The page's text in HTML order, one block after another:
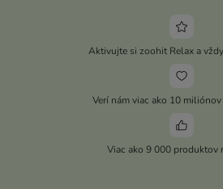
Aktivujte si zoohit Relax a
Verí nám viac ako 10
Viac ako 9 000 produktov